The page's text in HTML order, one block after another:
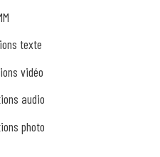
que je ne fais pas,
envie de ce concert! Je
texte
vidéo
audio
photo